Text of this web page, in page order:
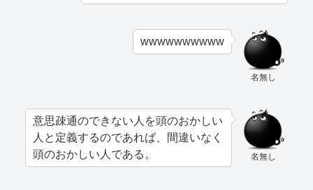
名無し
wwwwwwwwww
名無し
意思疎通のできない人を頭のおかしい
人と定義するのであれば、間違いなく
頭のおかしい人である。